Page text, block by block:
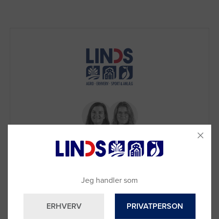
Brug for hjælp?
Jeg handler som
ERHVERV PRIVATPERSON